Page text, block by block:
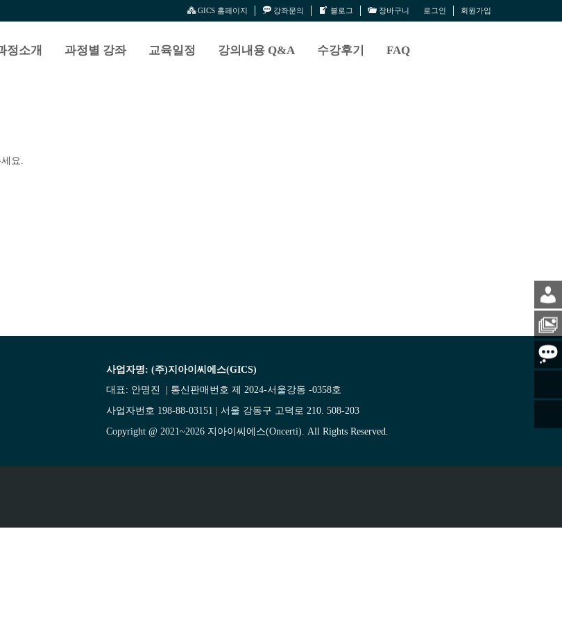
로그인 회원가입
GICS 홈페이지 강좌문의 블로그 장바구니
정소개 과정별 강좌 교육일정 강의내용 Q&A 수강후기 FAQ
요.
사업자명: (주)지아이씨에스(GICS)
대표: 안명진 | 통신판매번호 제 2024-서울강동 -0358호
사업자번호 198-88-03151 | 서울 강동구 고덕로 210. 508-203
Copyright @ 2021~2026 지아이씨에스(Oncerti). All Rights Reserved.